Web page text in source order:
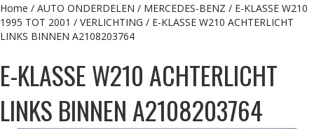
Home / AUTO ONDERDELEN / MERCEDES-BENZ / E-KLASSE W210
1995 TOT 2001 / VERLICHTING / E-KLASSE W210 ACHTERLICHT
LINKS BINNEN A2108203764
E-KLASSE W210 ACHTERLICHT
LINKS BINNEN A2108203764